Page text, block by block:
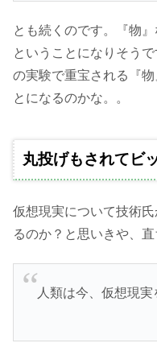
とも続くのです。『物
ということになりそう
の実験で重宝される『
とになるのかな。。
丸投げもされてビ
仮想現実について技術
るのか？と思いきや、直
人類は今、仮想現